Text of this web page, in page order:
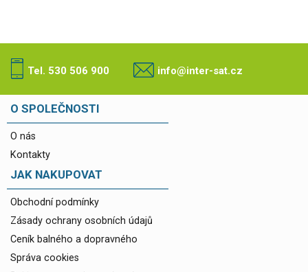
Tel. 530 506 900 info@inter-sat.cz
O SPOLEČNOSTI
O nás
Kontakty
JAK NAKUPOVAT
Obchodní podmínky
Zásady ochrany osobních údajů
Ceník balného a dopravného
Správa cookies